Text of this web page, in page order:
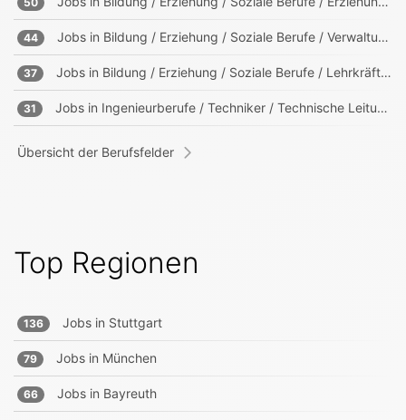
44 Jobs in Bildung / Erziehung / Soziale Berufe / Verwaltung in Bildungs- und sozialen Einrichtungen
37 Jobs in Bildung / Erziehung / Soziale Berufe / Lehrkräfte, Trainer, Ausbilder
31 Jobs in Ingenieurberufe / Techniker / Technische Leitung, Projektleitung
Übersicht der Berufsfelder
Top Regionen
136 Jobs in Stuttgart
79 Jobs in München
66 Jobs in Bayreuth